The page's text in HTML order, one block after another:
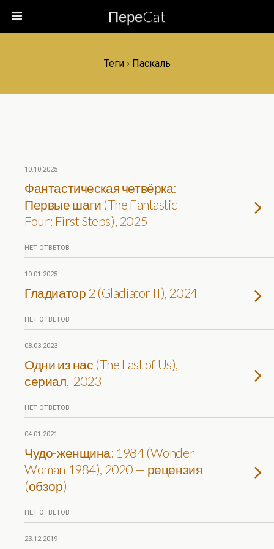
ПереCat
Теги › Паскаль
10.10.2025
Фантастическая четвёрка:
Первые шаги (The Fantastic
Four: First Steps), 2025
НЕТ ОТВЕТОВ
10.01.2025
Гладиатор 2 (Gladiator II), 2024
НЕТ ОТВЕТОВ
08.03.2023
Одни из нас (The Last of Us),
сериал, 2023 —
НЕТ ОТВЕТОВ
04.01.2021
Чудо-женщина: 1984 (Wonder
Woman 1984), 2020 — рецензия
(обзор)
НЕТ ОТВЕТОВ
23.12.2019